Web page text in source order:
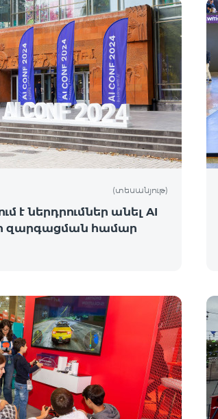
(տեսանյութ)
է ներդրումներ անել AI
զարգացման համար